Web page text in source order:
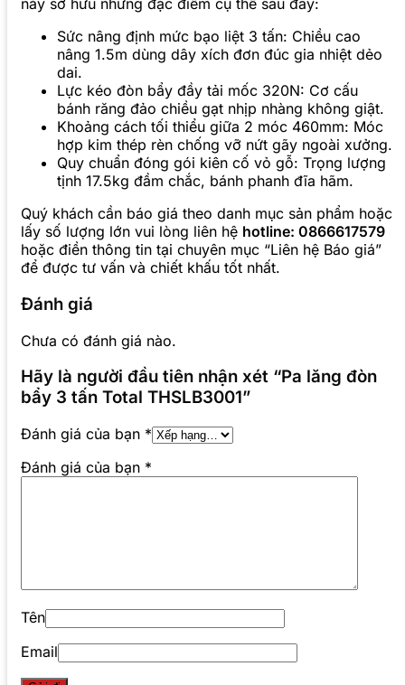
này sở hữu những đặc điểm cụ thể sau đây:
Sức nâng định mức bạo liệt 3 tấn: Chiều cao
nâng 1.5m dùng dây xích đơn đúc gia nhiệt dẻo
dai.
Lực kéo đòn bẩy đầy tải mốc 320N: Cơ cấu
bánh răng đảo chiều gạt nhịp nhàng không giật.
Khoảng cách tối thiểu giữa 2 móc 460mm: Móc
hợp kim thép rèn chống vỡ nứt gãy ngoài xưởng.
Quy chuẩn đóng gói kiên cố vỏ gỗ: Trọng lượng
tịnh 17.5kg đầm chắc, bánh phanh đĩa hãm.
Quý khách cần báo giá theo danh mục sản phẩm hoặc
lấy số lượng lớn vui lòng liên hệ hotline: 0866617579
hoặc điền thông tin tại chuyên mục “Liên hệ Báo giá”
để được tư vấn và chiết khấu tốt nhất.
Đánh giá
Chưa có đánh giá nào.
Hãy là người đầu tiên nhận xét “Pa lăng đòn
bẩy 3 tấn Total THSLB3001”
Đánh giá của bạn *
Đánh giá của bạn *
Tên
Email